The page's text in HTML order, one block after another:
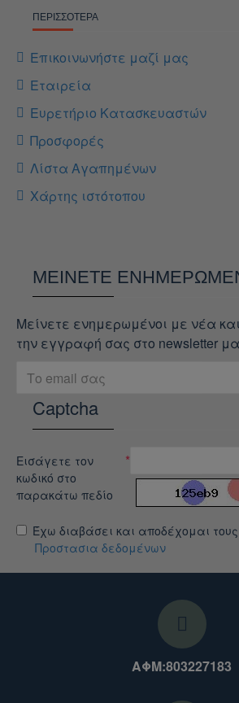
ΠΕΡΙΣΣΌΤΕΡΑ
Επικοινωνήστε μαζί μας
Εταιρεία
Ευρετήριο Κατασκευαστών
Προσφορές
Λίστα Αγαπημένων
Χάρτης ιστότοπου
ΜΕΊΝΕΤΕ
Μείνετε ενημερωμένοι με νέα
την εγγραφή σας στο newsletter
Captcha
Εισάγετε τον
κωδικό στο
παρακάτω πεδίο
Έχω διαβάσει και αποδέχομαι τους
Προστασια δεδομένων
ΑΦΜ:803227183